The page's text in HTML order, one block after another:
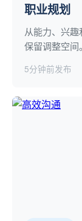
职业规划
从能力、兴
保留调整空间。
5分钟前发布